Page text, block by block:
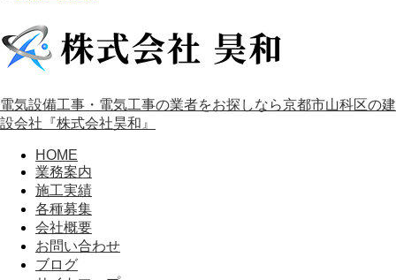
電気設備工事・電気工事の業者をお探しなら京都市山科区の建
設会社『株式会社昊和』
HOME
業務案内
施工実績
各種募集
会社概要
お問い合わせ
ブログ